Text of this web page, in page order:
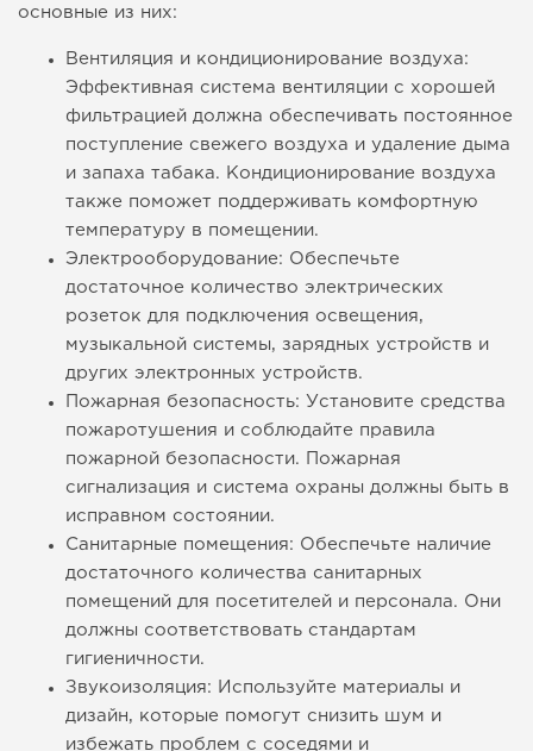
основные из них:
Вентиляция и кондиционирование воздуха:
Эффективная система вентиляции с хорошей
фильтрацией должна обеспечивать постоянное
поступление свежего воздуха и удаление дыма
и запаха табака. Кондиционирование воздуха
также поможет поддерживать комфортную
температуру в помещении.
Электрооборудование: Обеспечьте
достаточное количество электрических
розеток для подключения освещения,
музыкальной системы, зарядных устройств и
других электронных устройств.
Пожарная безопасность: Установите средства
пожаротушения и соблюдайте правила
пожарной безопасности. Пожарная
сигнализация и система охраны должны быть в
исправном состоянии.
Санитарные помещения: Обеспечьте наличие
достаточного количества санитарных
помещений для посетителей и персонала. Они
должны соответствовать стандартам
гигиеничности.
Звукоизоляция: Используйте материалы и
дизайн, которые помогут снизить шум и
избежать проблем с соседями и